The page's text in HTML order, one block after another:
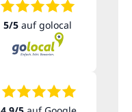
5/5 auf golocal